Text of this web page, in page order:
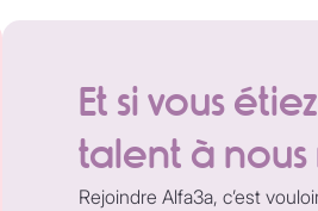
Et si vous
talent à
Rejoindre Alfa3a, c’est